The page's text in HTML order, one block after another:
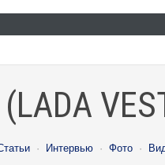
· Интервью · Фото ·